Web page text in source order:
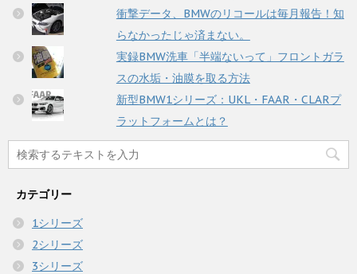
衝撃データ、BMWのリコールは毎月報告！知
らなかったじゃ済まない。
実録BMW洗車「半端ないって」フロントガラ
スの水垢・油膜を取る方法
新型BMW1シリーズ：UKL・FAAR・CLARプ
ラットフォームとは？
カテゴリー
1シリーズ
2シリーズ
3シリーズ